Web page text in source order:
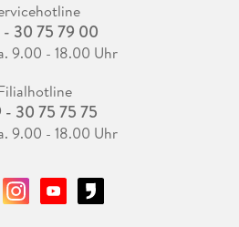
30 75 79 00
9.00 - 18.00 Uhr
30 75 75 75
9.00 - 18.00 Uhr